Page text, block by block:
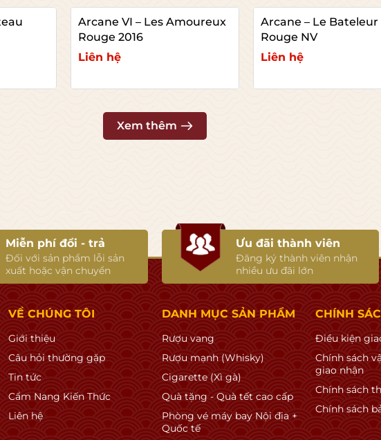
di sản UNESCO.
Arcane VI – Les Amoureux
Rouge 2016
Liên hệ
Arcane – Le Bateleur
Rouge NV
Liên hệ
Xem thêm
Miễn phí đổi - trả
Đối với sản phẩm lỗi sản
xuất hoặc vận chuyển
Ưu đãi thành viên
Đăng ký thành viên nhận
nhiều ưu đãi lớn
VỀ CHÚNG TÔI
Giới thiệu
Câu hỏi thường gặp
Tin tức
Cẩm Nang Kiến Thức
Liên hệ
DANH MỤC SẢN PHẨM
Rượu vang
Rượu mạnh (Whisky)
Cigarette (Xì gà)
Quà tặng - Quà tết cao cấp
Phòng vé máy bay Nội địa +
Quốc tế
CHÍNH
Điều kiện
Chính sách
giao nhận
Chính sách
Chính sách